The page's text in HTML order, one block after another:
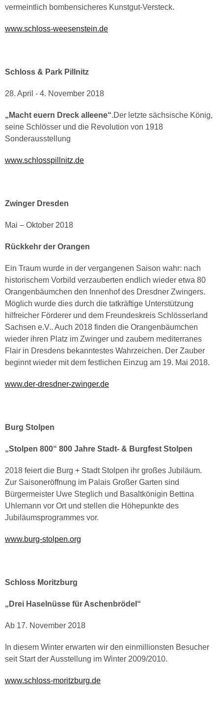
vermeintlich bombensicheres Kunstgut-Versteck.
www.schloss-weesenstein.de
Schloss & Park Pillnitz
28. April - 4. November 2018
„Macht euern Dreck alleene“.Der letzte sächsische König,
seine Schlösser und die Revolution von 1918
Sonderausstellung
www.schlosspillnitz.de
Zwinger Dresden
Mai – Oktober 2018
Rückkehr der Orangen
Ein Traum wurde in der vergangenen Saison wahr: nach
historischem Vorbild verzauberten endlich wieder etwa 80
Orangenbäumchen den Innenhof des Dresdner Zwingers.
Möglich wurde dies durch die tatkräftige Unterstützung
hilfreicher Förderer und dem Freundeskreis Schlösserland
Sachsen e.V.. Auch 2018 finden die Orangenbäumchen
wieder ihren Platz im Zwinger und zaubern mediterranes
Flair in Dresdens bekanntestes Wahrzeichen. Der Zauber
beginnt wieder mit dem festlichen Einzug am 19. Mai 2018.
www.der-dresdner-zwinger.de
Burg Stolpen
„Stolpen 800“ 800 Jahre Stadt- & Burgfest Stolpen
2018 feiert die Burg + Stadt Stolpen ihr großes Jubiläum.
Zur Saisoneröffnung im Palais Großer Garten sind
Bürgermeister Uwe Steglich und Basaltkönigin Bettina
Uhlemann vor Ort und stellen die Höhepunkte des
Jubiläumsprogrammes vor.
www.burg-stolpen.org
Schloss Moritzburg
„Drei Haselnüsse für Aschenbrödel“
Ab 17. November 2018
In diesem Winter erwarten wir den einmillionsten Besucher
seit Start der Ausstellung im Winter 2009/2010.
www.schloss-moritzburg.de